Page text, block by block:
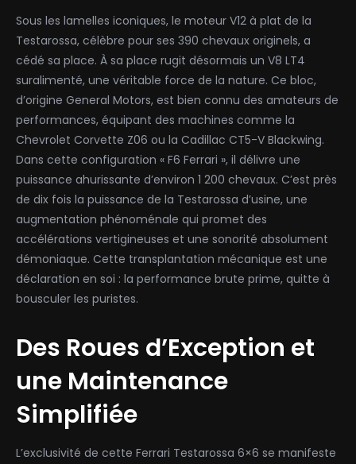
Sous les lamelles iconiques, le moteur V12 à plat de la
Testarossa, célèbre pour ses 390 chevaux originels, a
cédé sa place. À sa place rugit désormais un V8 LT4
suralimenté, une véritable force de la nature. Ce bloc,
d’origine General Motors, est bien connu des amateurs de
performances, équipant des machines comme la
Chevrolet Corvette Z06 ou la Cadillac CT5-V Blackwing.
Dans cette configuration « F6 Ferrari », il délivre une
puissance ahurissante d’environ 1 200 chevaux. C’est près
de dix fois la puissance de la Testarossa d’usine, une
augmentation phénoménale qui promet des
accélérations vertigineuses et une sonorité absolument
démoniaque. Cette transplantation mécanique est une
déclaration en soi : la performance brute prime, quitte à
bousculer les puristes.
Des Roues d’Exception et
une Maintenance
Simplifiée
L’exclusivité de cette Ferrari Testarossa 6×6 se manifeste